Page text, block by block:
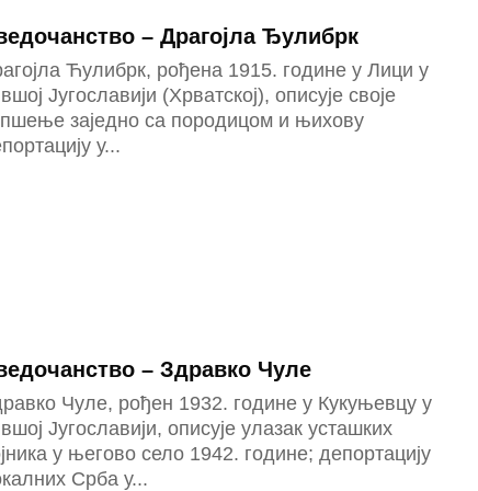
– Драгојла Ђулибрк
Ћулибрк, рођена 1915. године у Лици у
Југославији (Хрватској), описује своје
заједно са породицом и њихову
у...
– Здравко Чуле
Чуле, рођен 1932. године у Кукуњевцу у
Југославији, описује улазак усташких
у његово село 1942. године; депортацију
Срба у...